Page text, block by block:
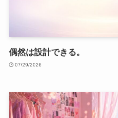
偶然は設計できる。
07/29/2026